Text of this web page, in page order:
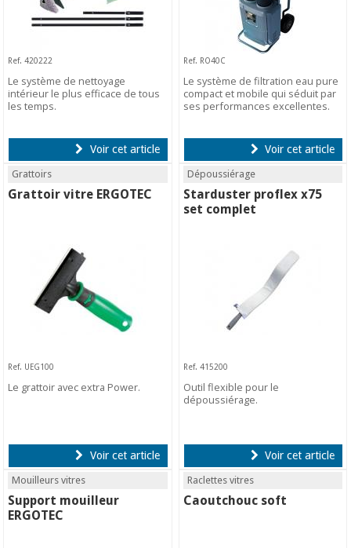
Ref. 420222
Le système de nettoyage
intérieur le plus efficace de tous
les temps.
Voir cet article
Ref. RO40C
Le système de filtration eau pure
compact et mobile qui séduit par
ses performances excellentes.
Voir cet article
Grattoirs
Grattoir vitre ERGOTEC
Ref. UEG100
Le grattoir avec extra Power.
Voir cet article
Dépoussiérage
Starduster proflex x75
set complet
Ref. 415200
Outil flexible pour le
dépoussiérage.
Voir cet article
Mouilleurs vitres
Support mouilleur
ERGOTEC
Raclettes vitres
Caoutchouc soft